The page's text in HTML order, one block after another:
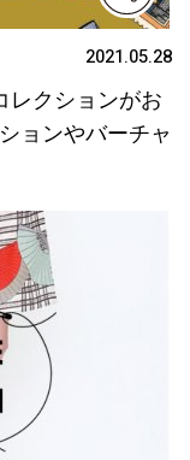
2021.05.28
レクションがお
ョンやバーチャ